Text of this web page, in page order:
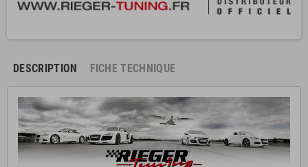
DESCRIPTION FICHE TECHNIQUE